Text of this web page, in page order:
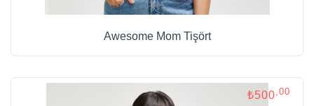
Awesome Mom Tişört
₺500 ,00